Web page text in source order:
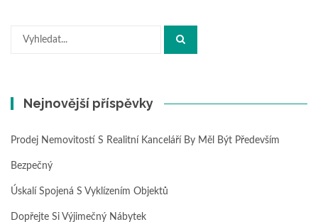
Hledat:
Nejnovější příspěvky
Prodej Nemovitostí S Realitní Kanceláří By Měl Být Především
Bezpečný
Úskalí Spojená S Vyklízením Objektů
Dopřejte Si Výjimečný Nábytek